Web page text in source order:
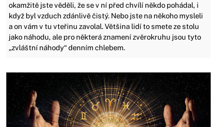
okamžitě jste věděli, že se v ní před chvílí někdo pohádal, i
když byl vzduch zdánlivě čistý. Nebo jste na někoho mysleli
a on vám v tu vteřinu zavolal. Většina lidí to smete ze stolu
jako náhodu, ale pro některá znamení zvěrokruhu jsou tyto
„zvláštní náhody“ denním chlebem.